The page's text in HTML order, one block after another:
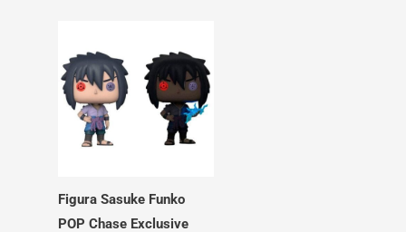
Figura Sasuke Funko
POP Chase Exclusive